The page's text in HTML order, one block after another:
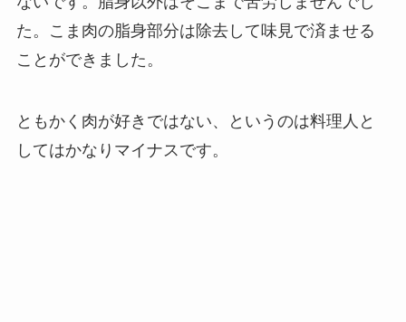
た。こま肉の脂身部分は除去して味見で済ませる
ことができました。
ともかく肉が好きではない、というのは料理人と
してはかなりマイナスです。